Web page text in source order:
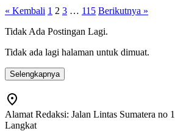
« Kembali 1 2 3 … 115 Berikutnya »
Tidak Ada Postingan Lagi.
Tidak ada lagi halaman untuk dimuat.
Selengkapnya
Alamat Redaksi: Jalan Lintas Sumatera no
Langkat